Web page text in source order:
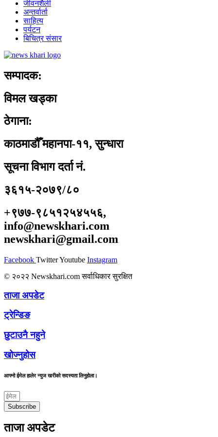
जीवनशैली
अन्तर्वार्ता
साहित्य
पर्यटन
बिचित्र संसार
सम्पादक:
विमल खड्का
ठेगाना:
काठमाडौँ महानपा-११, सुन्धारा
सूचना विभाग दर्ता नं.
३६१५-२०७९/८०
+९७७-९८५१२५४५५६,
info@newskhari.com
newskhari@gmail.com
Facebook TwitterYoutube Instagram
© २०२२ Newskhari.com सर्वाधिकार सुरक्षित
ताजा अपडेट
ट्रेन्डिङ
छुटाउनै नहुने
खोज्नुहोस
आफ्नो ईमेल हालेर न्युज खरीको सदस्यता लिनुहोला।
Subscribe
ताजा अपडेट